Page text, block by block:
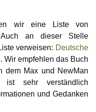
wir eine Liste von
Auch an dieser Stelle
verweisen: Deutsche
. Wir empfehlen das Buch
dem Max und NewMan
sehr verständlich
und Gedanken